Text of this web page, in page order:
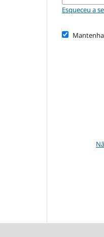
Esqueceu a